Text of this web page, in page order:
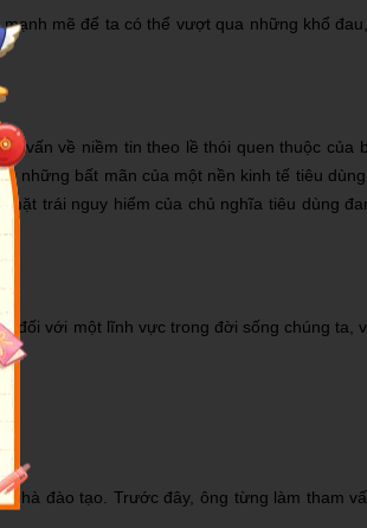
mẽ để ta có thể vượt qua những khổ
vấn về niềm tin theo lề thói quen thuộc của
những bất mãn của một nền kinh tế tiêu
trái nguy hiểm của chủ nghĩa tiêu dùng
đối với một lĩnh vực trong đời sống chúng ta,
đào tạo. Trước đây, ông từng làm tham